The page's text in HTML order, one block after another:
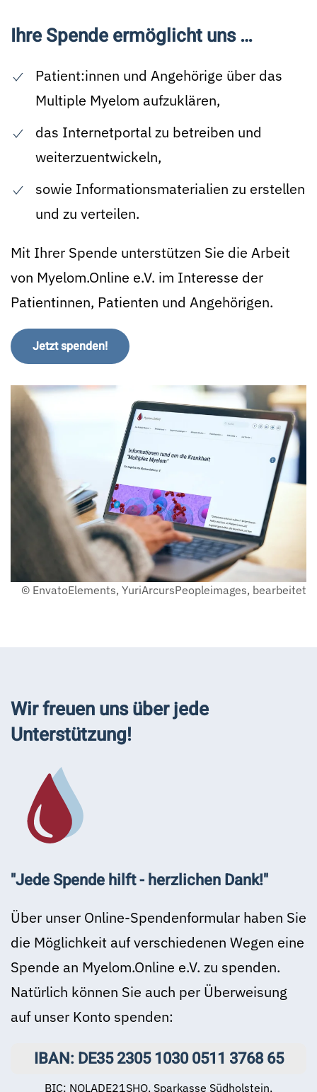
Ihre Spende ermöglicht uns …
Patient:innen und Angehörige über das
Multiple Myelom aufzuklären,
das Internetportal zu betreiben und
weiterzuentwickeln,
sowie Informationsmaterialien zu erstellen
und zu verteilen.
Mit Ihrer Spende unterstützen Sie die Arbeit
von Myelom.Online e.V. im Interesse der
Patientinnen, Patienten und Angehörigen.
Jetzt spenden!
© EnvatoElements, YuriArcursPeopleimages, bearbeitet
Wir freuen uns über jede
Unterstützung!
"Jede Spende hilft -herzlichen Dank!"
Über unser Online-Spendenformular haben Sie
die Möglichkeit auf verschiedenen Wegen eine
Spende an Myelom.Online e.V. zu spenden.
Natürlich können Sie auch per Überweisung
auf unser Konto spenden:
IBAN: DE35 2305 1030 0511 3768 65
BIC: NOLADE21SHO, Sparkasse Südholstein,